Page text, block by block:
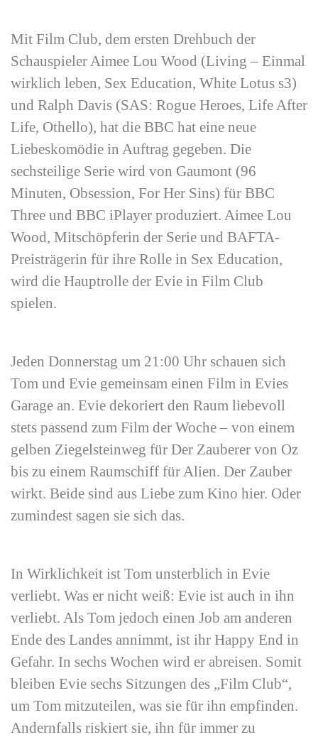
Mit Film Club, dem ersten Drehbuch der
Schauspieler Aimee Lou Wood (Living – Einmal
wirklich leben, Sex Education, White Lotus s3)
und Ralph Davis (SAS: Rogue Heroes, Life After
Life, Othello), hat die BBC hat eine neue
Liebeskomödie in Auftrag gegeben. Die
sechsteilige Serie wird von Gaumont (96
Minuten, Obsession, For Her Sins) für BBC
Three und BBC iPlayer produziert. Aimee Lou
Wood, Mitschöpferin der Serie und BAFTA-
Preisträgerin für ihre Rolle in Sex Education,
wird die Hauptrolle der Evie in Film Club
spielen.
Jeden Donnerstag um 21:00 Uhr schauen sich
Tom und Evie gemeinsam einen Film in Evies
Garage an. Evie dekoriert den Raum liebevoll
stets passend zum Film der Woche – von einem
gelben Ziegelsteinweg für Der Zauberer von Oz
bis zu einem Raumschiff für Alien. Der Zauber
wirkt. Beide sind aus Liebe zum Kino hier. Oder
zumindest sagen sie sich das.
In Wirklichkeit ist Tom unsterblich in Evie
verliebt. Was er nicht weiß: Evie ist auch in ihn
verliebt. Als Tom jedoch einen Job am anderen
Ende des Landes annimmt, ist ihr Happy End in
Gefahr. In sechs Wochen wird er abreisen. Somit
bleiben Evie sechs Sitzungen des „Film Club“,
um Tom mitzuteilen, was sie für ihn empfinden.
Andernfalls riskiert sie, ihn für immer zu